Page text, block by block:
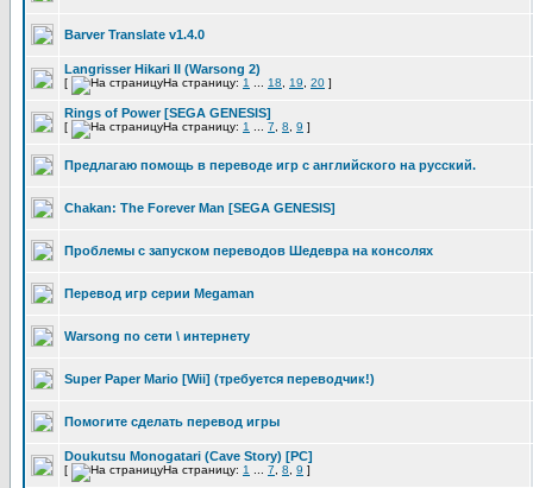
Barver Translate v1.4.0
Langrisser Hikari II (Warsong 2)
[ На страницу: 1 18 19 20 ]
Rings of Power [SEGA GENESIS]
[ На страницу: 1 7 8 9 ]
Предлагаю помощь в переводе игр с английского на русский.
Chakan: The Forever Man [SEGA GENESIS]
Проблемы с запуском переводов Шедевра на консолях
Перевод игр серии Megaman
Warsong по сети \ интернету
Super Paper Mario [Wii] (требуется переводчик!)
Помогите сделать перевод игры
Doukutsu Monogatari (Cave Story) [PC]
[ На страницу: 1 7 8 9 ]